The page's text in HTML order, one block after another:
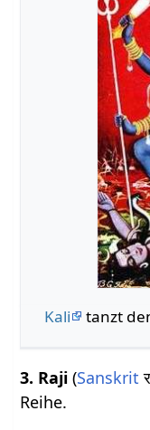
Kali tanzt
3. Raji (Sanskrit
Reihe.